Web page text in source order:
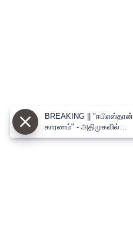
BREAKING || "ஈபிஎஸ்தான்
காரணம்" - அதிமுகவில்
வெடிக்கும் புது பூகம்பம்